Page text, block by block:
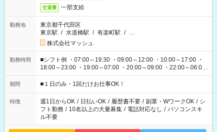
交通費 一部支給
勤務地
東京都千代田区
東京駅 / 水道橋駅 / 有楽町駅 / …
株式会社マッシュ
勤務時間
■シフト例 ・07:00～19:30 ・09:00～12:00 ・10:00～17:00 ・
18:00～23:00 ・19:00～07:00 ・20:00～09:00 ・22:00～06:00
etc ★最短で3時間で5,120円のお仕事から 15時間で2万円近く稼
げるお仕事も！ ご希望のお時間に合わせてご紹介！ ※シフトは
ください！
期間 ■１日のみ・1回だけお仕事OK！
特徴 週1日からOK / 日払いOK / 履歴書不要 / 副業・WワークOK / シ
フト勤務 / 10名以上の大量募集 / 電話対応なし / パソコンスキ
ル不要